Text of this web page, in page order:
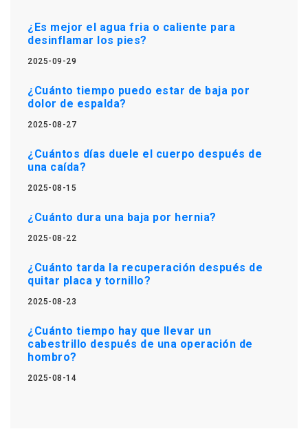
¿Es mejor el agua fria o caliente para
desinflamar los pies?
2025-09-29
¿Cuánto tiempo puedo estar de baja por
dolor de espalda?
2025-08-27
¿Cuántos días duele el cuerpo después de
una caída?
2025-08-15
¿Cuánto dura una baja por hernia?
2025-08-22
¿Cuánto tarda la recuperación después de
quitar placa y tornillo?
2025-08-23
¿Cuánto tiempo hay que llevar un
cabestrillo después de una operación de
hombro?
2025-08-14